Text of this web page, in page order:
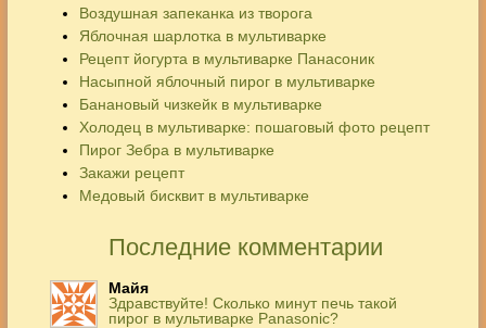
Воздушная запеканка из творога
Яблочная шарлотка в мультиварке
Рецепт йогурта в мультиварке Панасоник
Насыпной яблочный пирог в мультиварке
Банановый чизкейк в мультиварке
Холодец в мультиварке: пошаговый фото рецепт
Пирог Зебра в мультиварке
Закажи рецепт
Медовый бисквит в мультиварке
Последние комментарии
Майя
Здравствуйте! Сколько минут печь такой
пирог в мультиварке Panasonic?